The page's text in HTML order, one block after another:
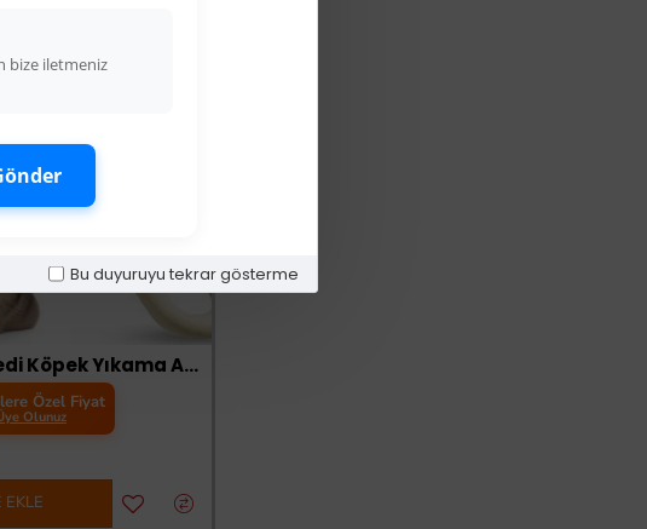
bize iletmeniz
Bu duyuruyu tekrar gösterme
Buharlı Şarjlı Kedi Köpek Yıkama Aparatı Katlanabilir
Özel Fiyat
Olunuz
EKLE